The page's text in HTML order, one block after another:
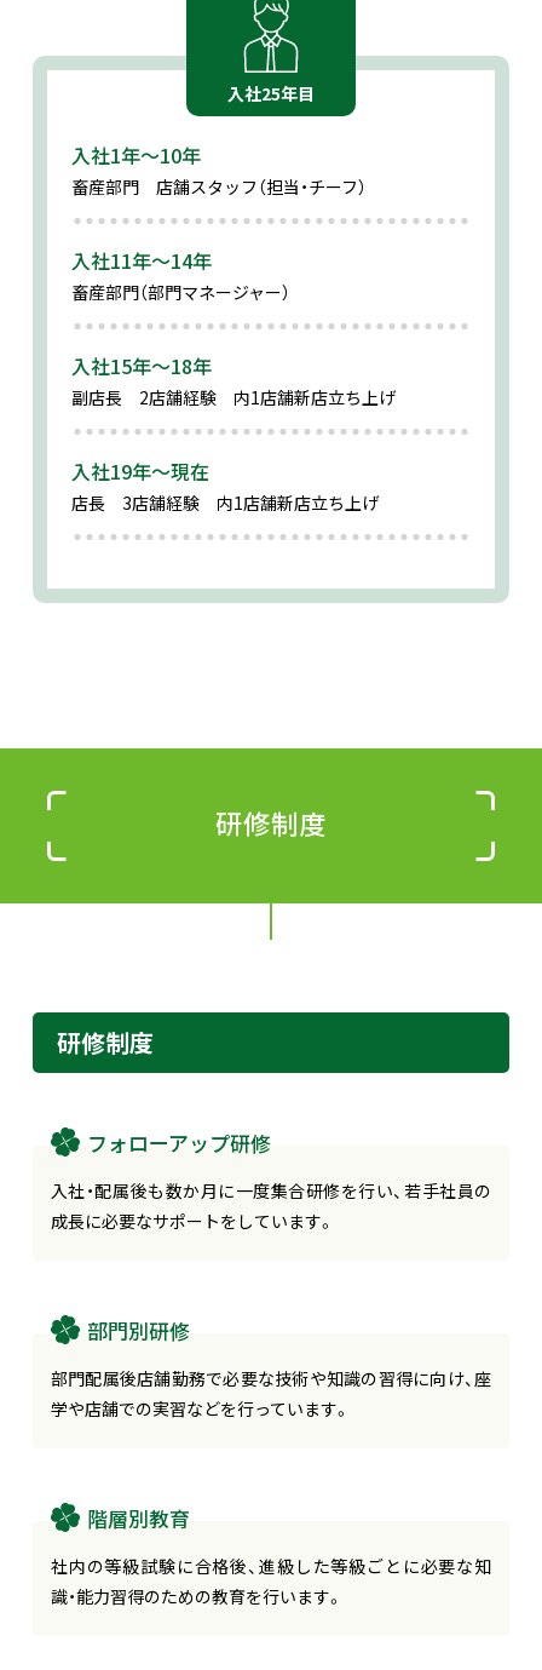
入社25年目
入社1年～10年
畜産部門 店舗スタッフ （担当・チーフ）
入社11年～14年
畜産部門（部門マネージャー）
入社15年～18年
副店長 2店舗経験 内1店舗新店立ち上げ
入社19年～現在
店長 3店舗経験 内1店舗新店立ち上げ
研修制度
研修制度
フォローアップ研修
入社・配属後も数か月に一度集合研修を行い、若手社員の
成長に必要なサポートをしています。
部門別研修
部門配属後店舗勤務で必要な技術や知識の習得に向け、座
学や店舗での実習などを行っています。
階層別教育
社内の等級試験に合格後、進級した等級ごとに必要な知
識・能力習得のための教育を行います。